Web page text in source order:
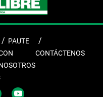
PAUTE
CONTÁCTENOS